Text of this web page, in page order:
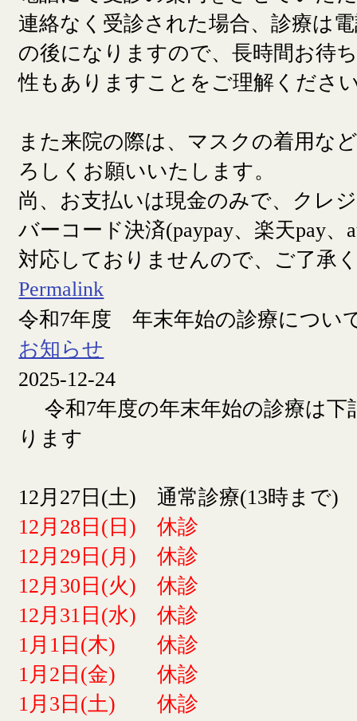
連絡なく受診された場合、診療は
の後になりますので、長時間お待
性もありますことをご理解くださ
また来院の際は、マスクの着用な
ろしくお願いいたします。
尚、お支払いは現金のみで、クレ
バーコード決済(paypay、楽天pay、
対応しておりませんので、ご了承
Permalink
令和7年度 年末年始の診療につい
お知らせ
2025-12-24
令和7年度の年末年始の診療は下
ります
12月27日(土) 通常診療(13時まで)
12月28日(日) 休診
12月29日(月) 休診
12月30日(火) 休診
12月31日(水) 休診
1月1日(木) 休診
1月2日(金) 休診
1月3日(土) 休診